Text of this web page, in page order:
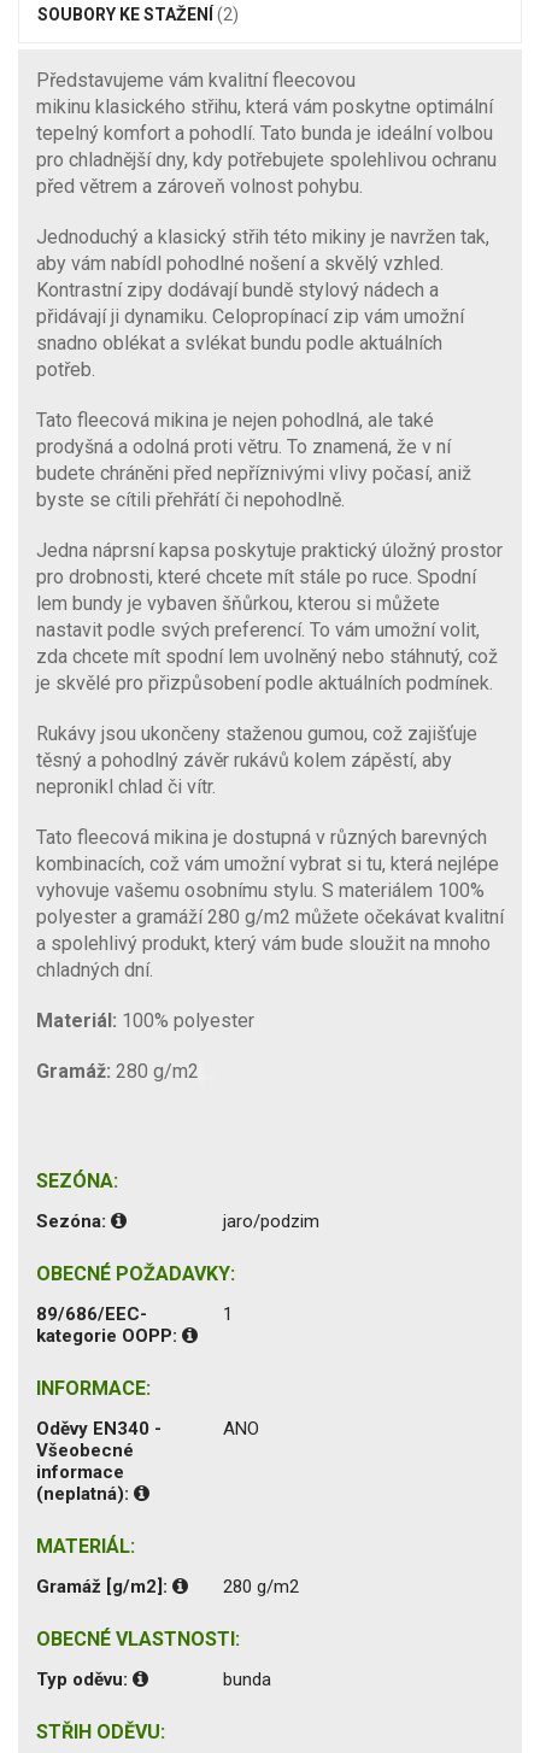
SOUBORY KE STAŽENÍ (2)
Představujeme vám kvalitní fleecovou
mikinu klasického střihu, která vám poskytne optimální
tepelný komfort a pohodlí. Tato bunda je ideální volbou
pro chladnější dny, kdy potřebujete spolehlivou ochranu
před větrem a zároveň volnost pohybu.
Jednoduchý a klasický střih této mikiny je navržen tak,
aby vám nabídl pohodlné nošení a skvělý vzhled.
Kontrastní zipy dodávají bundě stylový nádech a
přidávají ji dynamiku. Celopropínací zip vám umožní
snadno oblékat a svlékat bundu podle aktuálních
potřeb.
Tato fleecová mikina je nejen pohodlná, ale také
prodyšná a odolná proti větru. To znamená, že v ní
budete chráněni před nepříznivými vlivy počasí, aniž
byste se cítili přehřátí či nepohodlně.
Jedna náprsní kapsa poskytuje praktický úložný prostor
pro drobnosti, které chcete mít stále po ruce. Spodní
lem bundy je vybaven šňůrkou, kterou si můžete
nastavit podle svých preferencí. To vám umožní volit,
zda chcete mít spodní lem uvolněný nebo stáhnutý, což
je skvělé pro přizpůsobení podle aktuálních podmínek.
Rukávy jsou ukončeny staženou gumou, což zajišťuje
těsný a pohodlný závěr rukávů kolem zápěstí, aby
nepronikl chlad či vítr.
Tato fleecová mikina je dostupná v různých barevných
kombinacích, což vám umožní vybrat si tu, která nejlépe
vyhovuje vašemu osobnímu stylu. S materiálem 100%
polyester a gramáží 280 g/m2 můžete očekávat kvalitní
a spolehlivý produkt, který vám bude sloužit na mnoho
chladných dní.
Materiál: 100% polyester
Gramáž: 280 g/m2
SEZÓNA:
Sezóna: jaro/podzim
OBECNÉ POŽADAVKY:
89/686/EEC-
kategorie OOPP:
1
INFORMACE:
Oděvy EN340 -
Všeobecné
informace
(neplatná):
ANO
MATERIÁL:
Gramáž [g/m2]: 280 g/m2
OBECNÉ VLASTNOSTI:
Typ oděvu: bunda
STŘIH ODĚVU: